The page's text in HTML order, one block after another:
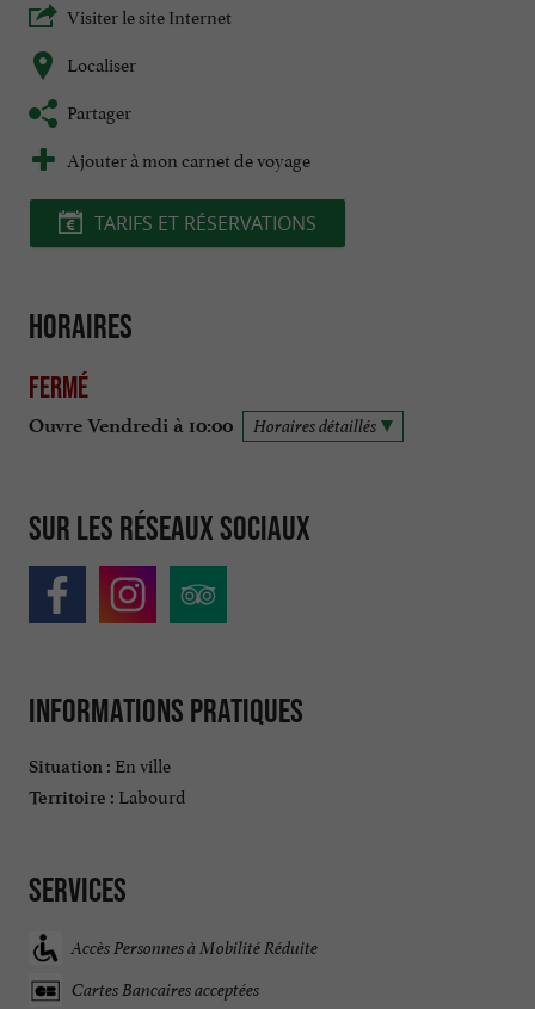
Visiter le site Internet
Localiser
Partager
Ajouter à mon carnet de voyage
TARIFS ET RÉSERVATIONS
Horaires
Fermé
Ouvre Vendredi à 10:00 Horaires détaillés
Sur les réseaux sociaux
Informations pratiques
Situation : En ville
Territoire : Labourd
Services
Accès Personnes à Mobilité Réduite
Cartes Bancaires acceptées